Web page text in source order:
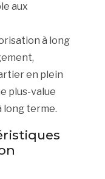
aux
à long
en plein
plus-value
terme.